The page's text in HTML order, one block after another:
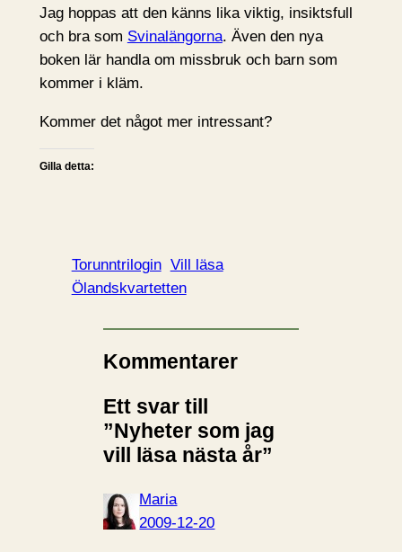
Jag hoppas att den känns lika viktig, insiktsfull
och bra som Svinalängorna. Även den nya
boken lär handla om missbruk och barn som
kommer i kläm.
Kommer det något mer intressant?
Gilla detta:
Torunntrilogin Vill läsa
Ölandskvartetten
Kommentarer
Ett svar till
”Nyheter som jag
vill läsa nästa år”
Maria
2009-12-20